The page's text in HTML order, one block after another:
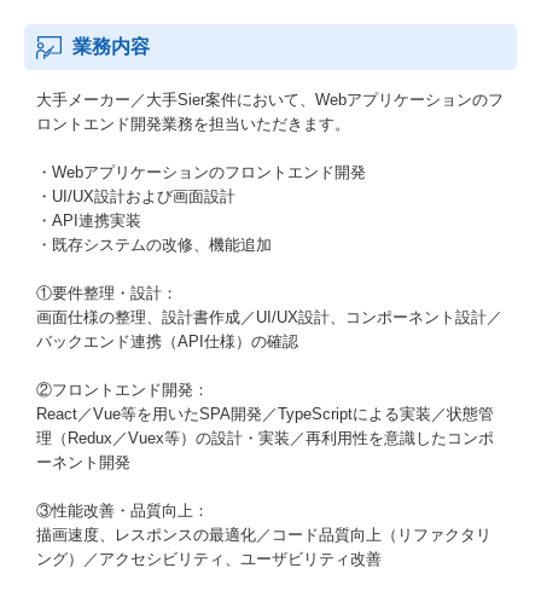
業務内容
大手メーカー／大手Sier案件において、Webアプリケーションのフ
ロントエンド開発業務を担当いただきます。
・Webアプリケーションのフロントエンド開発
・UI/UX設計および画面設計
・API連携実装
・既存システムの改修、機能追加
①要件整理・設計：
画面仕様の整理、設計書作成／UI/UX設計、コンポーネント設計／
バックエンド連携（API仕様）の確認
②フロントエンド開発：
React／Vue等を用いたSPA開発／TypeScriptによる実装／状態管
理（Redux／Vuex等）の設計・実装／再利用性を意識したコンポ
ーネント開発
③性能改善・品質向上：
描画速度、レスポンスの最適化／コード品質向上（リファクタリ
ング）／アクセシビリティ、ユーザビリティ改善